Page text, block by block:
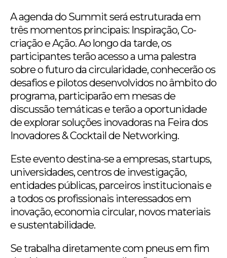
A agenda do Summit será estruturada em
três momentos principais: Inspiração, Co-
criação e Ação. Ao longo da tarde, os
participantes terão acesso a uma palestra
sobre o futuro da circularidade, conhecerão os
desafios e pilotos desenvolvidos no âmbito do
programa, participarão em mesas de
discussão temáticas e terão a oportunidade
de explorar soluções inovadoras na Feira dos
Inovadores & Cocktail de Networking.
Este evento destina-se a empresas, startups,
universidades, centros de investigação,
entidades públicas, parceiros institucionais e
a todos os profissionais interessados em
inovação, economia circular, novos materiais
e sustentabilidade.
Se trabalha diretamente com pneus em fim